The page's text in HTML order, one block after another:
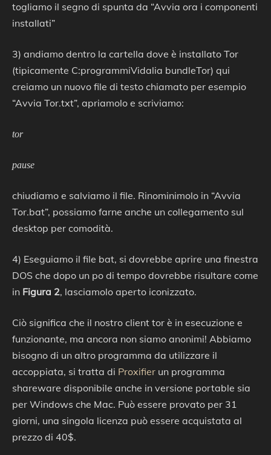
togliamo il segno di spunta da “Avvia ora i componenti
installati”
3) andiamo dentro la cartella dove è installato Tor
(tipicamente C:programmiVidalia bundleTor) qui
creiamo un nuovo file di testo chiamato per esempio
“Avvia Tor.txt”, apriamolo e scriviamo:
tor
pause
chiudiamo e salviamo il file. Rinominimolo in “Avvia
Tor.bat”, possiamo farne anche un collegamento sul
desktop per comodità.
4) Eseguiamo il file bat, si dovrebbe aprire una finestra
DOS che dopo un po di tempo dovrebbe risultare come
in Figura 2, lasciamolo aperto iconizzato.
Ciò significa che il nostro client tor è in esecuzione e
funzionante, ma ancora non siamo anonimi! Abbiamo
bisogno di un altro programma da utilizzare il
accoppiata, si tratta di Proxifier un programma
shareware disponibile anche in versione portable sia
per Windows che Mac. Può essere provato per 31
giorni, una singola licenza può essere acquistata al
prezzo di 40$.